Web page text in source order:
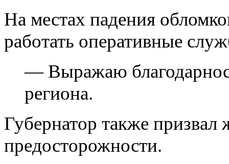
На местах падения
работать оперативные
— Выражаю
региона.
Губернатор также
предосторожности.